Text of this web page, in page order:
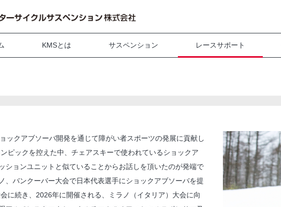
KMSとは サスペンション レースサポート
ックアブソーバ開発を通じて障がい者スポーツの発展に貢献し
ピックを控えた中、チェアスキーで使われているショックア
ションユニットと似ていることからお話しを頂いたのが発端で
、バンクーバー大会で日本代表選手にショックアブソーバを提
に続き、2026年に開催される、ミラノ（イタリア）大会に向